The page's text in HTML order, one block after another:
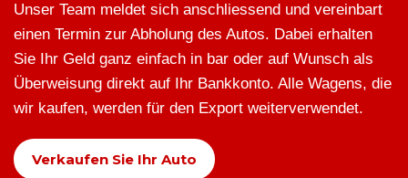
Unser Team meldet sich anschliessend und vereinbart
einen Termin zur Abholung des Autos. Dabei erhalten
Sie Ihr Geld ganz einfach in bar oder auf Wunsch als
Überweisung direkt auf Ihr Bankkonto. Alle Wagens, die
wir kaufen, werden für den Export weiterverwendet.
Verkaufen Sie Ihr Auto